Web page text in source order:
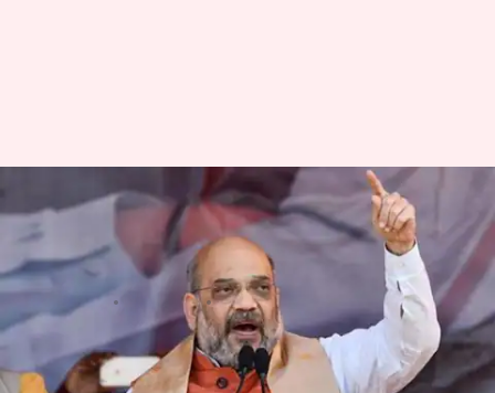
दिसंबर में होने वाले आंतरिक चुनावों
तक भाजपा अध्यक्ष बने रह सकते हैं
अमित शाह
प्रमोद कुमार Jun 12, 2019 11:04 am
क्या है खबर?